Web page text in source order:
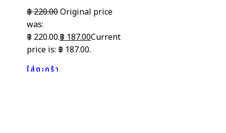
฿220.00Original price
was:
฿ 220.00.฿187.00Current
price is: ฿ 187.00.
ใส่ตะกร้า